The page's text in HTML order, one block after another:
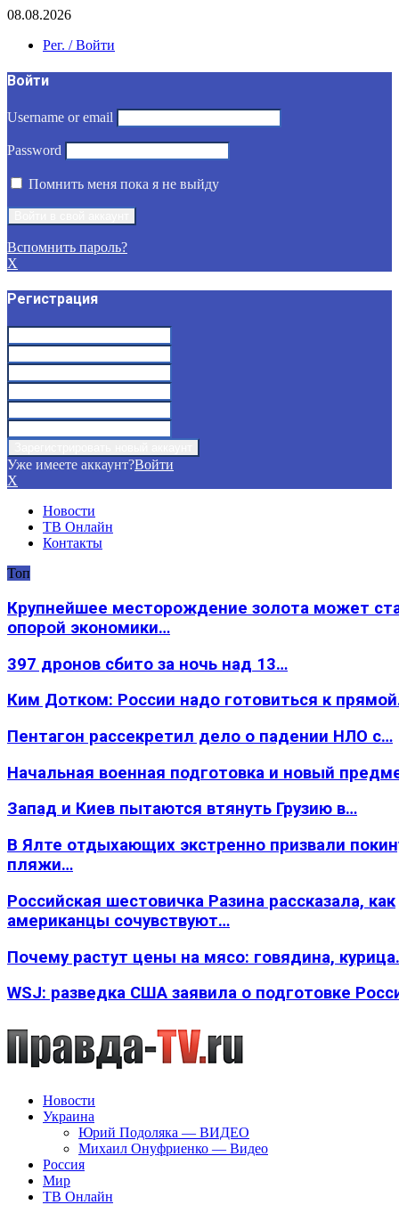
08.08.2026
Рег. / Войти
Войти
Username or email
Password
Помнить меня пока я не выйду
Вспомнить пароль?
X
Регистрация
Уже имеете аккаунт?Войти
X
Новости
ТВ Онлайн
Контакты
Топ
Крупнейшее месторождение золота может
опорой экономики…
397 дронов сбито за ночь над 13…
Ким Дотком: России надо готовиться к
Пентагон рассекретил дело о падении НЛО с…
Начальная военная подготовка и новый
Запад и Киев пытаются втянуть Грузию в…
В Ялте отдыхающих экстренно призвали
пляжи…
Российская шестовичка Разина рассказала, как
американцы сочувствуют…
Почему растут цены на мясо: говядина,
WSJ: разведка США заявила о подготовке
Новости
Украина
Юрий Подоляка — ВИДЕО
Михаил Онуфриенко — Видео
Россия
Мир
ТВ Онлайн